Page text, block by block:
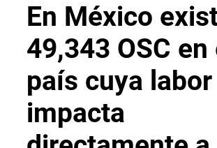
En México
49,343 OSC en
país cuya labor
impacta